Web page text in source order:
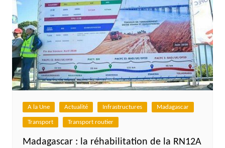
A la Une Actualité Infrastructures Madagascar
Transport Transport routier
Madagascar : la réhabilitation de la RN12A